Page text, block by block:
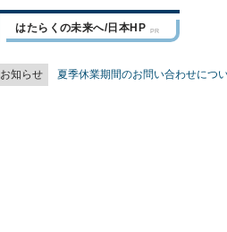
はたらくの未来へ/日本HP
お知らせ 夏季休業期間のお問い合わせにつ